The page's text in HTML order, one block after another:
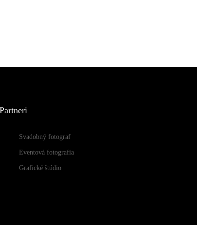
Partneri
Svadobný fotograf
Eventová fotografia
Grafické štúdio